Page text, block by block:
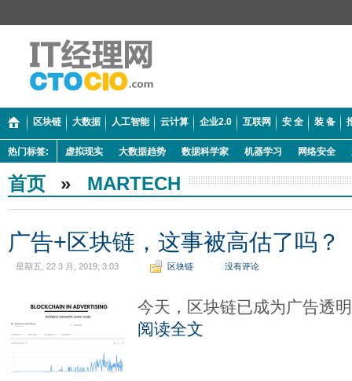
区块链 大数据 人工智能 云计算 企业2.0 互联网 安 全 装 备
热门标签: 虚拟现实 大数据趋势 数据科学家 机器学习 网络安全
首页 » MARTECH
广告+区块链，这事被高估了吗？
星期五, 22 3 月, 2019, 3:03 区块链 没有评论
今天，区块链已成为广告透
阅读全文